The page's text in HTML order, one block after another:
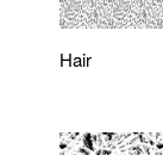
Hair